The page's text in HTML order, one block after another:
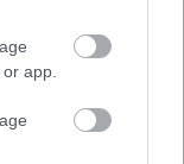
app.
5. blokk új